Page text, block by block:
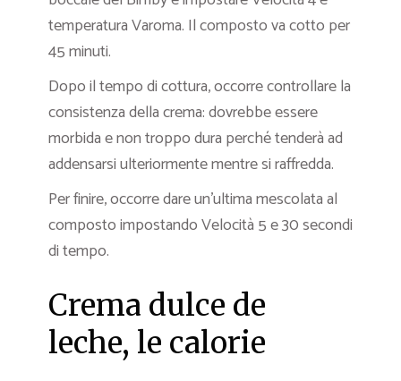
temperatura Varoma. Il composto va cotto per
45 minuti.
Dopo il tempo di cottura, occorre controllare la
consistenza della crema: dovrebbe essere
morbida e non troppo dura perché tenderà ad
addensarsi ulteriormente mentre si raffredda.
Per finire, occorre dare un’ultima mescolata al
composto impostando Velocità 5 e 30 secondi
di tempo.
Crema dulce de
leche, le calorie